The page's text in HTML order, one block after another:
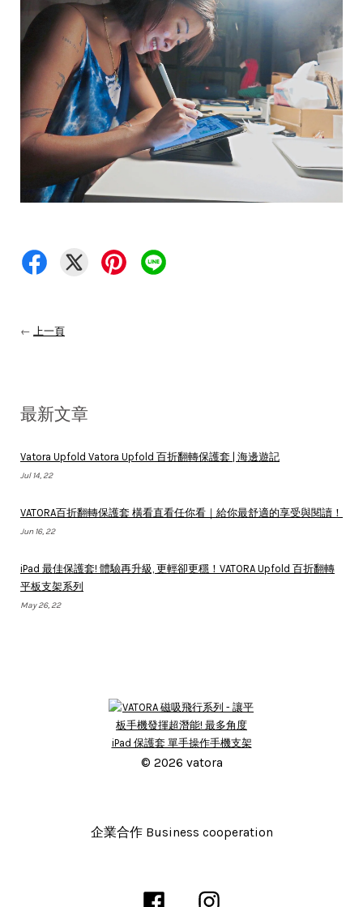
← 上一頁
最新文章
Vatora Upfold Vatora Upfold 百折翻轉保護套 | 海邊遊記
Jul 14, 22
VATORA百折翻轉保護套 橫看直看任你看｜給你最舒適的享受與閱讀！
Jun 16, 22
iPad 最佳保護套! 體驗再升級, 更輕卻更穩！VATORA Upfold 百折翻轉
平板支架系列
May 26, 22
© 2026 vatora
企業合作 Business cooperation
Facebook